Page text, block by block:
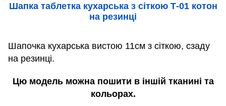
Шапка таблетка кухарська з сіткою Т-01 котон
на резинці
Шапочка кухарська вистою 11см з сіткою, сзаду
на резинці.
Цю модель можна пошити в іншій тканині та
кольорах.